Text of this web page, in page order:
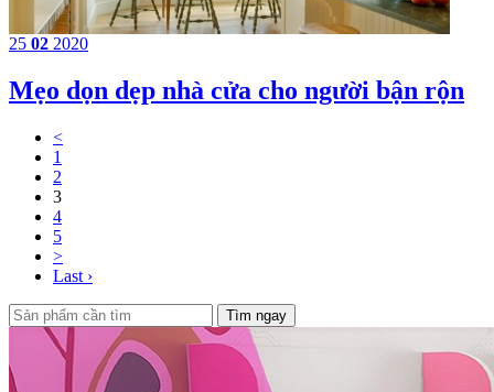
25 02 2020
Mẹo dọn dẹp nhà cửa cho người bận rộn
<
1
2
3
4
5
>
Last ›
Tìm ngay